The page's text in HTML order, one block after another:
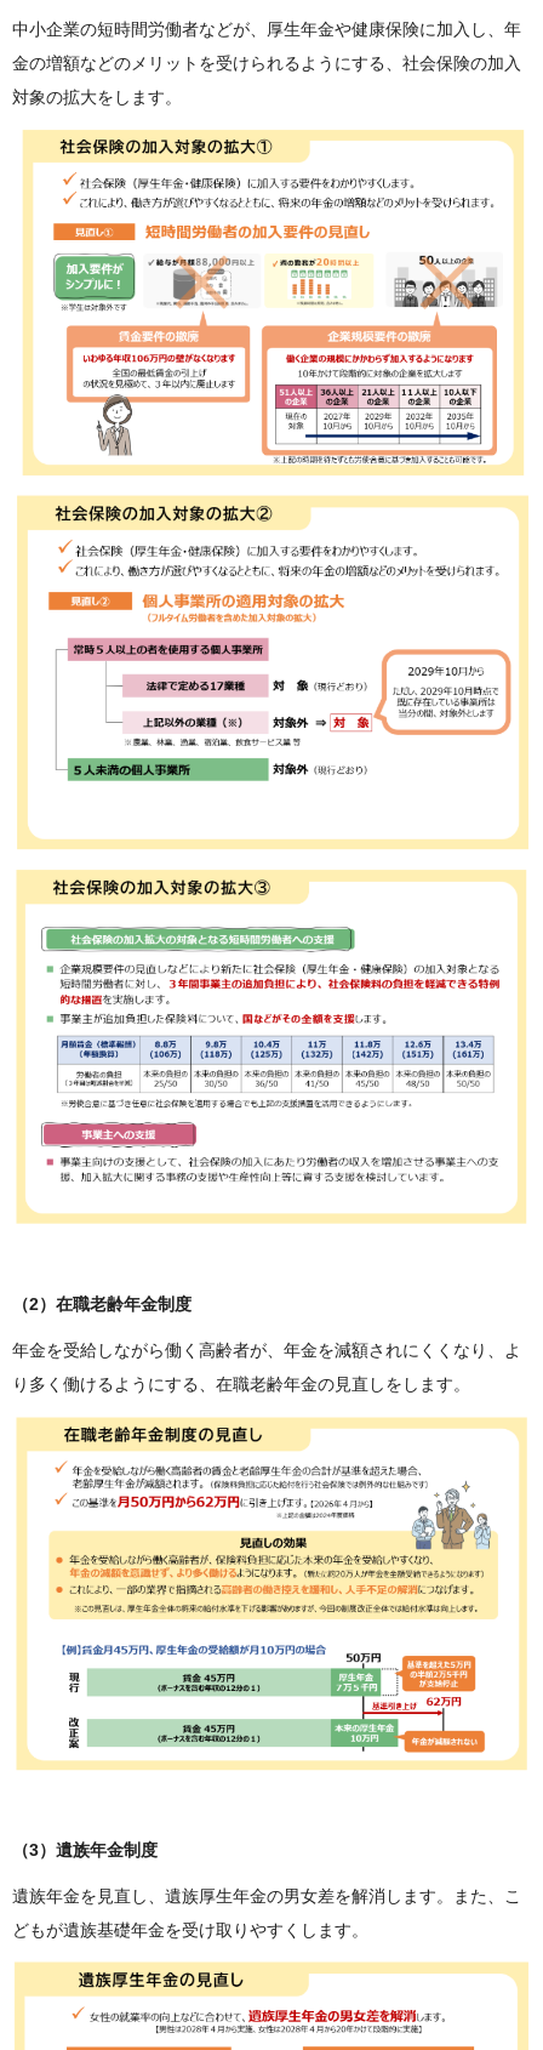
中小企業の短時間労働者などが、厚生年金や健康保険に加入し、年
金の増額などのメリットを受けられるようにする、社会保険の加入
対象の拡大をします。
（2）在職老齢年金制度
年金を受給しながら働く高齢者が、年金を減額されにくくなり、よ
り多く働けるようにする、在職老齢年金の見直しをします。
（3）遺族年金制度
遺族年金を見直し、遺族厚生年金の男女差を解消します。また、こ
どもが遺族基礎年金を受け取りやすくします。